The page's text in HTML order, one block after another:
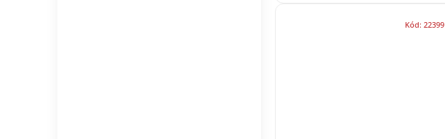
Kód: 22399